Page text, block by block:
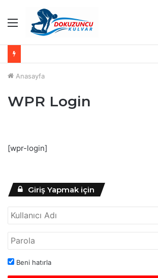
Menü
Anasayfa
WPR Login
[wpr-login]
Giriş Yapmak için
Beni hatırla